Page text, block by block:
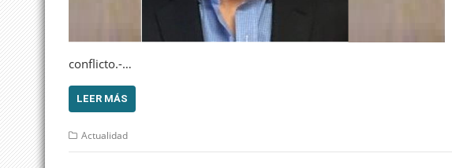
conflicto.-…
LEER MÁS
Actualidad